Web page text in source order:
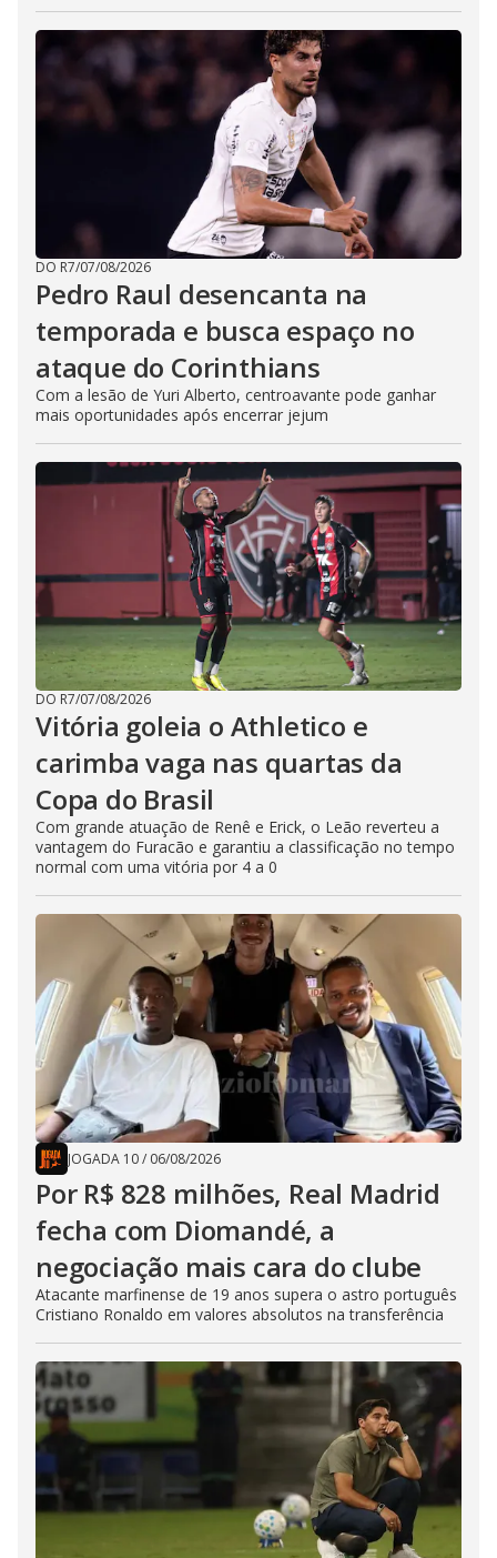
DO R7/07/08/2026
Pedro Raul desencanta na
temporada e busca espaço no
ataque do Corinthians
Com a lesão de Yuri Alberto, centroavante pode ganhar
mais oportunidades após encerrar jejum
DO R7/07/08/2026
Vitória goleia o Athletico e
carimba vaga nas quartas da
Copa do Brasil
Com grande atuação de Renê e Erick, o Leão reverteu a
vantagem do Furacão e garantiu a classificação no tempo
normal com uma vitória por 4 a 0
JOGADA 10/ 06/08/2026
Por R$ 828 milhões, Real Madrid
fecha com Diomandé, a
negociação mais cara do clube
Atacante marfinense de 19 anos supera o astro português
Cristiano Ronaldo em valores absolutos na transferência